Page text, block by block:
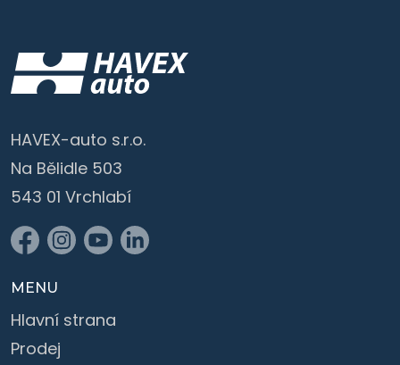
HAVEX-auto s.r.o.
Na Bělidle 503
543 01 Vrchlabí
MENU
Hlavní strana
Prodej